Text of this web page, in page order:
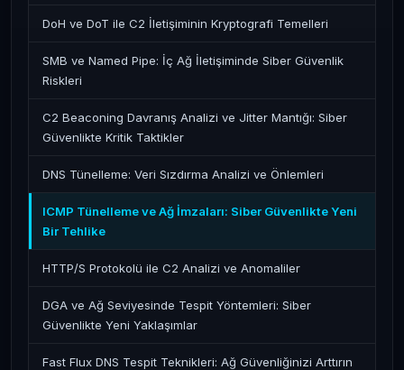
DoH ve DoT ile C2 İletişiminin Kryptografi Temelleri
SMB ve Named Pipe: İç Ağ İletişiminde Siber Güvenlik
Riskleri
C2 Beaconing Davranış Analizi ve Jitter Mantığı: Siber
Güvenlikte Kritik Taktikler
DNS Tünelleme: Veri Sızdırma Analizi ve Önlemleri
ICMP Tünelleme ve Ağ İmzaları: Siber Güvenlikte Yeni
Bir Tehlike
HTTP/S Protokolü ile C2 Analizi ve Anomaliler
DGA ve Ağ Seviyesinde Tespit Yöntemleri: Siber
Güvenlikte Yeni Yaklaşımlar
Fast Flux DNS Tespit Teknikleri: Ağ Güvenliğinizi Arttırın